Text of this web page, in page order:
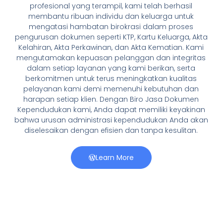
profesional yang terampil, kami telah berhasil
membantu ribuan individu dan keluarga untuk
mengatasi hambatan birokrasi dalam proses
pengurusan dokumen seperti KTP, Kartu Keluarga, Akta
Kelahiran, Akta Perkawinan, dan Akta Kematian. Kami
mengutamakan kepuasan pelanggan dan integritas
dalam setiap layanan yang kami berikan, serta
berkomitmen untuk terus meningkatkan kualitas
pelayanan kami demi memenuhi kebutuhan dan
harapan setiap klien. Dengan Biro Jasa Dokumen
Kependudukan kami, Anda dapat memiliki keyakinan
bahwa urusan administrasi kependudukan Anda akan
diselesaikan dengan efisien dan tanpa kesulitan.
Learn More